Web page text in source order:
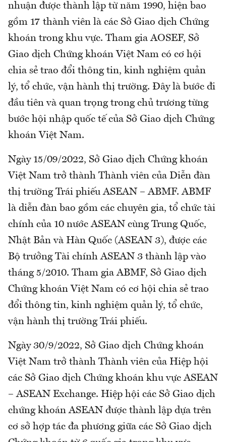
nhuận được thành lập từ năm 1990, hiện bao
gồm 17 thành viên là các Sở Giao dịch Chứng
khoán trong khu vực. Tham gia AOSEF, Sở
Giao dịch Chứng khoán Việt Nam có cơ hội
chia sẻ trao đổi thông tin, kinh nghiệm quản
lý, tổ chức, vận hành thị trường. Đây là bước đi
đầu tiên và quan trọng trong chủ trương từng
bước hội nhập quốc tế của Sở Giao dịch Chứng
khoán Việt Nam.
Ngày 15/09/2022, Sở Giao dịch Chứng khoán
Việt Nam trở thành Thành viên của Diễn đàn
thị trường Trái phiếu ASEAN – ABMF. ABMF
là diễn đàn bao gồm các chuyên gia, tổ chức tài
chính của 10 nước ASEAN cùng Trung Quốc,
Nhật Bản và Hàn Quốc (ASEAN 3), được các
Bộ trưởng Tài chính ASEAN 3 thành lập vào
tháng 5/2010. Tham gia ABMF, Sở Giao dịch
Chứng khoán Việt Nam có cơ hội chia sẻ trao
đổi thông tin, kinh nghiệm quản lý, tổ chức,
vận hành thị trường Trái phiếu.
Ngày 30/9/2022, Sở Giao dịch Chứng khoán
Việt Nam trở thành Thành viên của Hiệp hội
các Sở Giao dịch Chứng khoán khu vực ASEAN
– ASEAN Exchange. Hiệp hội các Sở Giao dịch
chứng khoán ASEAN được thành lập dựa trên
cơ sở hợp tác đa phương giữa các Sở Giao dịch